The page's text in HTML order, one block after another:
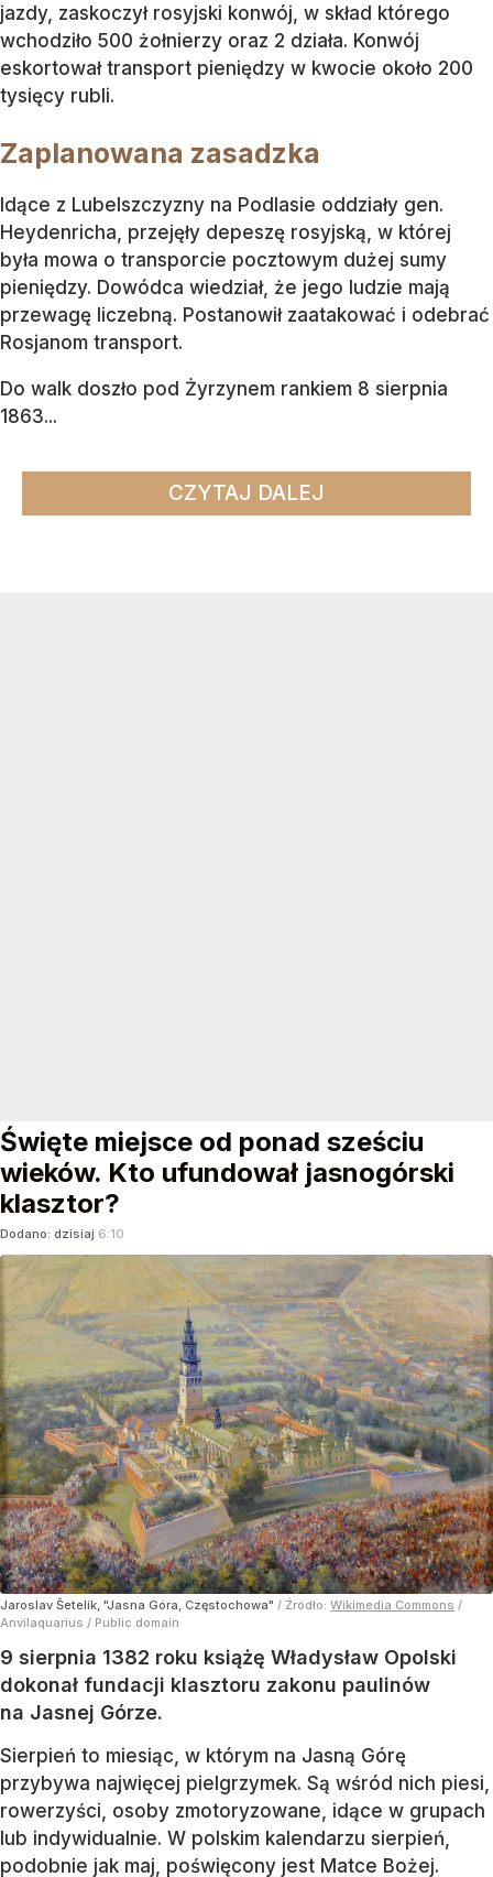
jazdy, zaskoczył rosyjski konwój, w skład którego
wchodziło 500 żołnierzy oraz 2 działa. Konwój
eskortował transport pieniędzy w kwocie około 200
tysięcy rubli.
Zaplanowana zasadzka
Idące z Lubelszczyzny na Podlasie oddziały gen.
Heydenricha, przejęły depeszę rosyjską, w której
była mowa o transporcie pocztowym dużej sumy
pieniędzy. Dowódca wiedział, że jego ludzie mają
przewagę liczebną. Postanowił zaatakować i odebrać
Rosjanom transport.
Do walk doszło pod Żyrzynem rankiem 8 sierpnia
1863...
CZYTAJ DALEJ
Święte miejsce od ponad sześciu
wieków. Kto ufundował jasnogórski
klasztor?
Dodano: dzisiaj 6:10
Jaroslav Šetelík, "Jasna Góra, Częstochowa" / Źródło: Wikimedia Commons /
Anvilaquarius / Public domain
9 sierpnia 1382 roku książę Władysław Opolski
dokonał fundacji klasztoru zakonu paulinów
na Jasnej Górze.
Sierpień to miesiąc, w którym na Jasną Górę
przybywa najwięcej pielgrzymek. Są wśród nich piesi,
rowerzyści, osoby zmotoryzowane, idące w grupach
lub indywidualnie. W polskim kalendarzu sierpień,
podobnie jak maj, poświęcony jest Matce Bożej.